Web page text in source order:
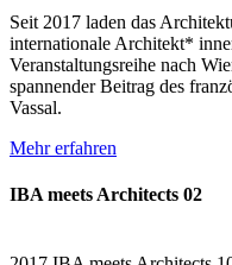
Seit 2017 laden das
internationale Architekt*
Veranstaltungsreihe nach
spannender Beitrag des
Vassal.
Mehr erfahren
IBA meets Architects 02